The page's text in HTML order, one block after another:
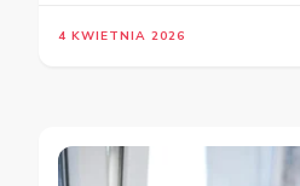
4 KWIETNIA 2026